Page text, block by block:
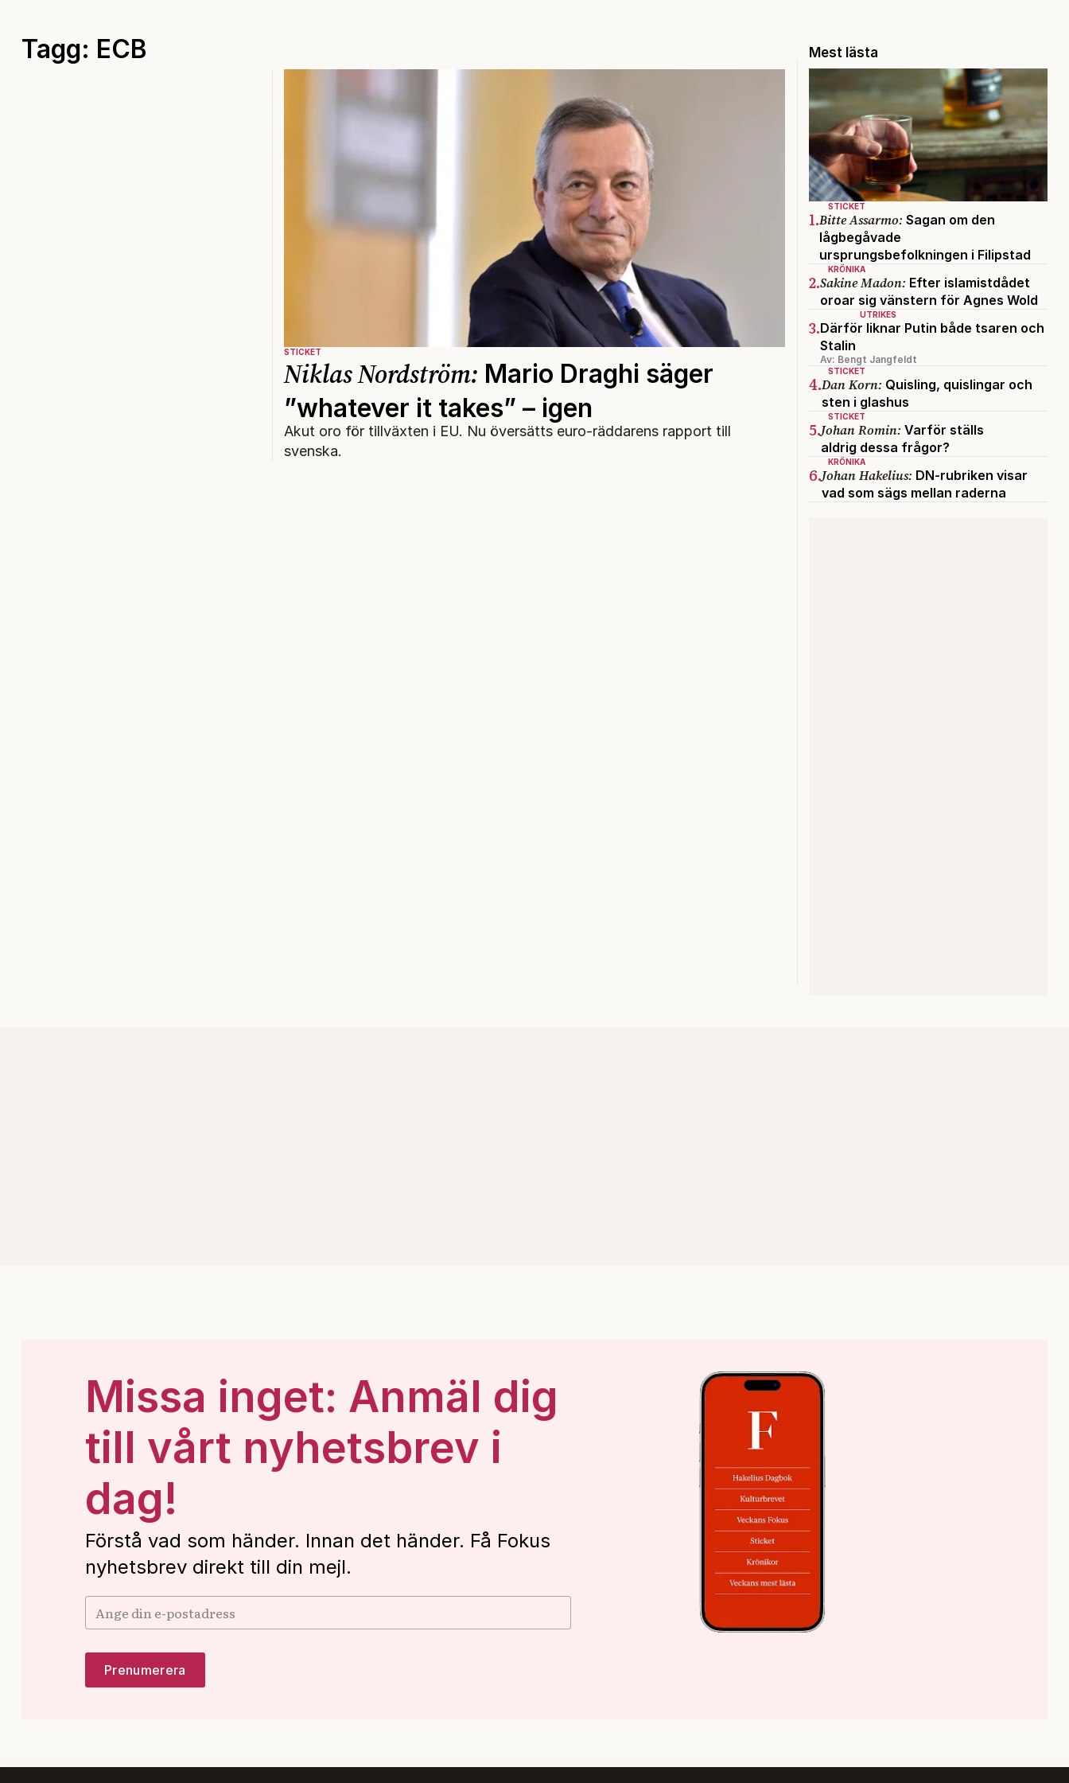
Tagg: ECB
STICKET
Niklas Nordström: Mario Draghi säger
”whatever it takes” – igen
Akut oro för tillväxten i EU. Nu översätts euro-räddarens rapport till
svenska.
Mest lästa
STICKET
1.Bitte Assarmo: Sagan om den
lågbegåvade
ursprungsbefolkningen i Filipstad
KRÖNIKA
2.Sakine Madon: Efter islamistdådet
oroar sig vänstern för Agnes Wold
UTRIKES
3.Därför liknar Putin både tsaren och
Stalin
Av: Bengt Jangfeldt
STICKET
4.Dan Korn: Quisling, quislingar och
sten i glashus
STICKET
5.Johan Romin: Varför ställs
aldrig dessa frågor?
KRÖNIKA
6.Johan Hakelius: DN-rubriken visar
vad som sägs mellan raderna
Missa inget: Anmäl dig
till vårt nyhetsbrev i
dag!
Förstå vad som händer. Innan det händer. Få Fokus
nyhetsbrev direkt till din mejl.